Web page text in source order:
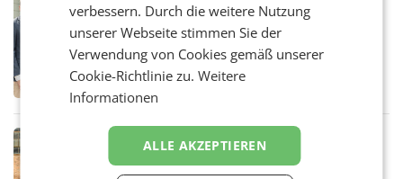
Alles bereit für den Wechsel: Jürgen
Albrecht setzt ab 1.1.2027 auf Adeg
WIENER NEUDORF. – Die geplante
Zusammenarbeit zwischen Adeg und dem
Vorarlberger Kaufmann Jürgen Albrecht ist
kartellrechtlich freigegeben: Die
Rekordergebnis im Juli: Leapmotor
verbessern. Durch die weitere Nutzung
unserer Webseite stimmen Sie der
Verwendung von Cookies gemäß unserer
Cookie-Richtlinie zu.Weitere
Informationen
ALLE AKZEPTIEREN